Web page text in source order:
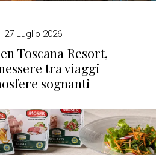
27 Luglio 2026
Toscana Resort,
tra viaggi
sognanti